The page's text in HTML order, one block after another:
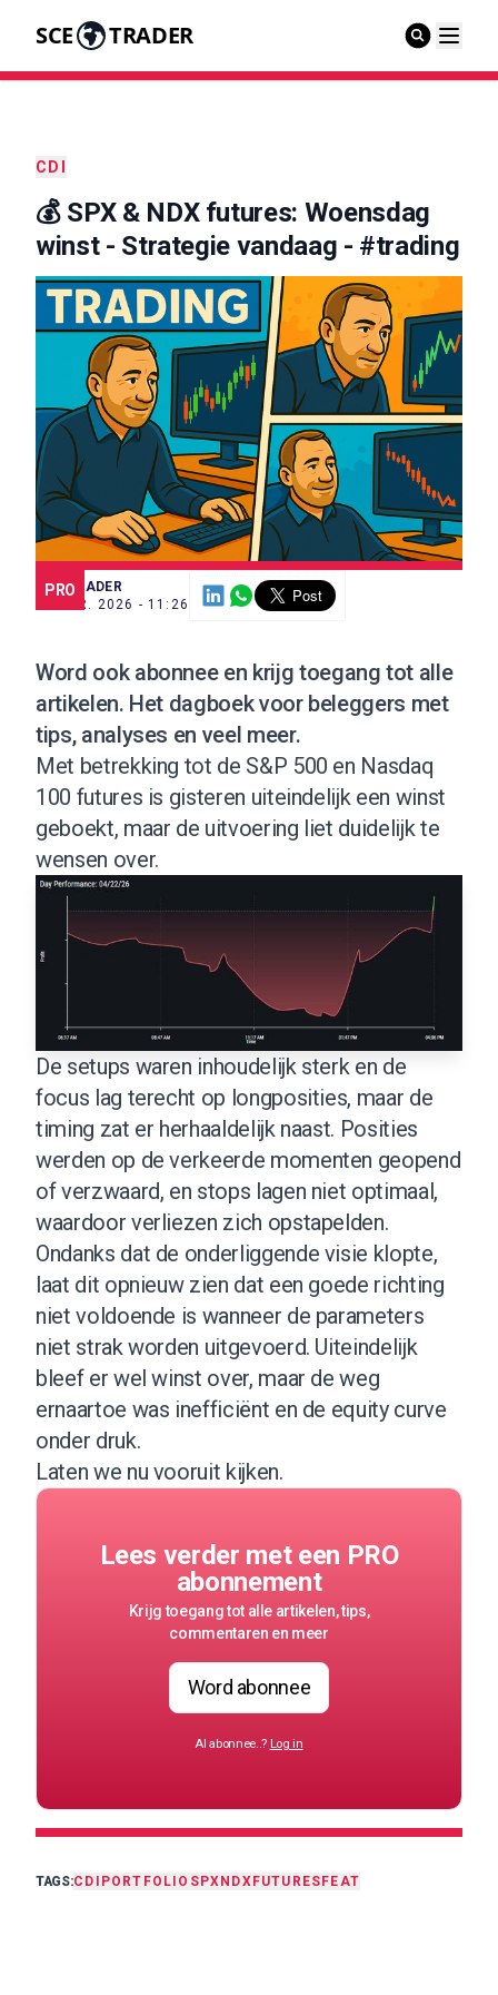
SCE TRADER
CDI
💰 SPX & NDX futures: Woensdag
winst - Strategie vandaag - #trading
PRO
SCE TRADER
23 APR. 2026 - 11:26
Word ook abonneeen krijg toegang tot alle
artikelen. Het dagboek voor beleggers met
tips, analyses en veel meer.
Met betrekking tot de S&P 500 en Nasdaq
100 futures is gisteren uiteindelijk een winst
geboekt, maar de uitvoering liet duidelijk te
wensen over.
De setups waren inhoudelijk sterk en de
focus lag terecht op longposities, maar de
timing zat er herhaaldelijk naast. Posities
werden op de verkeerde momenten geopend
of verzwaard, en stops lagen niet optimaal,
waardoor verliezen zich opstapelden.
Ondanks dat de onderliggende visie klopte,
laat dit opnieuw zien dat een goede richting
niet voldoende is wanneer de parameters
niet strak worden uitgevoerd. Uiteindelijk
bleef er wel winst over, maar de weg
ernaartoe was inefficiënt en de equity curve
onder druk.
Laten we nu vooruit kijken.
Lees verder met een PRO
abonnement
Krijg toegang tot alle artikelen, tips,
commentaren en meer
Word abonnee
Al abonnee..? Log in
TAGS:CDI PORTFOLIO SPX NDX FUTURES FEAT